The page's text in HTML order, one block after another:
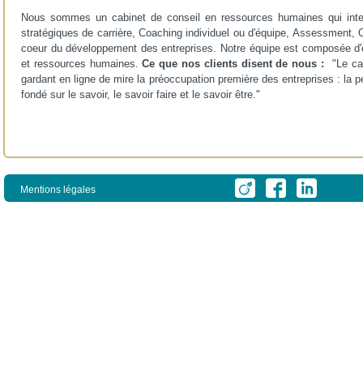
Nous sommes un cabinet de conseil en ressources humaines qui
stratégiques de carrière, Coaching individuel ou d'équipe,
coeur du développement des entreprises. Notre équipe est composée
et ressources humaines.Ce que nos clients disent de nous :
"Le
gardant en ligne de mire la préoccupation première des entreprises : la
fondé sur le savoir, le savoir faire et le savoir être."
Mentions légales